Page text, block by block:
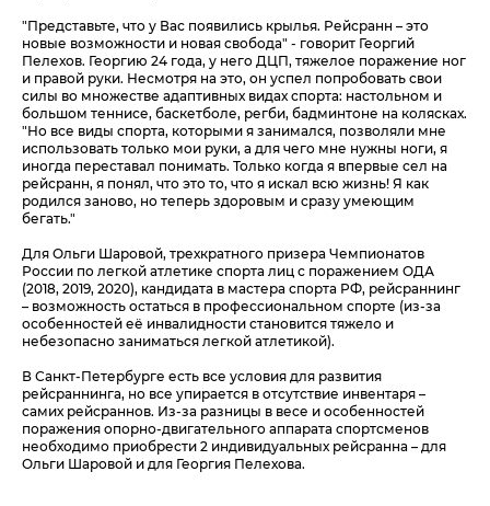
"Представьте, что у Вас появились крылья. Рейсранн – это
новые возможности и новая свобода" - говорит Георгий
Пелехов. Георгию 24 года, у него ДЦП, тяжелое поражение ног
и правой руки. Несмотря на это, он успел попробовать свои
силы во множестве адаптивных видах спорта: настольном и
большом теннисе, баскетболе, регби, бадминтоне на колясках.
"Но все виды спорта, которыми я занимался, позволяли мне
использовать только мои руки, а для чего мне нужны ноги, я
иногда переставал понимать. Только когда я впервые сел на
рейсранн, я понял, что это то, что я искал всю жизнь! Я как
родился заново, но теперь здоровым и сразу умеющим
бегать."
Для Ольги Шаровой, трехкратного призера Чемпионатов
России по легкой атлетике спорта лиц с поражением ОДА
(2018, 2019, 2020), кандидата в мастера спорта РФ, рейсраннинг
– возможность остаться в профессиональном спорте (из-за
особенностей её инвалидности становится тяжело и
небезопасно заниматься легкой атлетикой).
В Санкт-Петербурге есть все условия для развития
рейсраннинга, но все упирается в отсутствие инвентаря –
самих рейсраннов. Из-за разницы в весе и особенностей
поражения опорно-двигательного аппарата спортсменов
необходимо приобрести 2 индивидуальных рейсранна – для
Ольги Шаровой и для Георгия Пелехова.